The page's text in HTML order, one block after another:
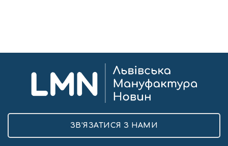
ЗВ’ЯЗАТИСЯ З НАМИ